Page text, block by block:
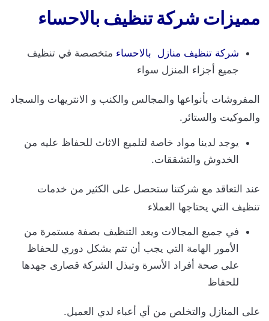
مميزات شركة تنظيف بالاحساء
شركة تنظيف منازل بالاحساء متخصصة في تنظيف
جميع أجزاء المنزل سواء
المفروشات بأنواعها والمجالس والكنب و الانتريهات والسجاد
والموكيت والستائر.
يوجد لدينا مواد خاصة لتلميع الاثاث للحفاظ عليه من
الخدوش والتشققات.
عند التعاقد مع شركتنا ستحصل على الكثير من خدمات
تنظيف التي يحتاجها العملاء
في جميع المجالات ويعد التنظيف بصفة مستمرة من
الأمور الهامة التي يجب أن تتم بشكل دوري للحفاظ
على صحة أفراد الأسرة وتبذل الشركة قصارى جهدها
للحفاظ
على المنازل والتخلص من أي أعباء لدي العميل.